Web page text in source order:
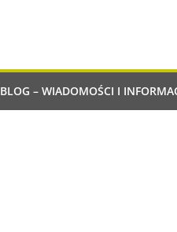
BLOG – WIADOMOŚCI I